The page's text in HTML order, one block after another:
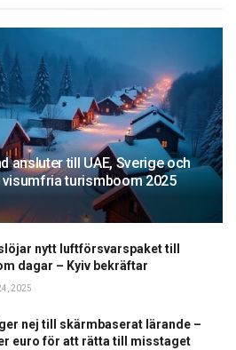
ansluter till UAE, Sverige och
visumfria turismboom 2025
nytt luftförsvarspaket till
dagar – Kyiv bekräftar
2025
nej till skärmbaserat lärande –
euro för att rätta till misstaget